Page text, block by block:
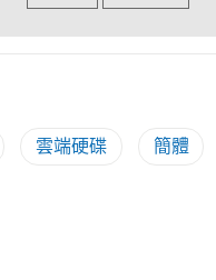
雲端硬碟 簡體